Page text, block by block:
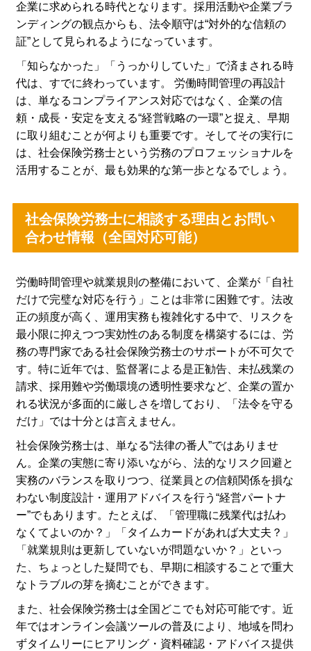
企業に求められる時代となります。採用活動や企業ブラ
ンディングの観点からも、法令順守は“対外的な信頼の
証”として見られるようになっています。
「知らなかった」「うっかりしていた」で済まされる時
代は、すでに終わっています。 労働時間管理の再設計
は、単なるコンプライアンス対応ではなく、企業の信
頼・成長・安定を支える“経営戦略の一環”と捉え、早期
に取り組むことが何よりも重要です。そしてその実行に
は、社会保険労務士という労務のプロフェッショナルを
活用することが、最も効果的な第一歩となるでしょう。
社会保険労務士に相談する理由とお問い
合わせ情報（全国対応可能）
労働時間管理や就業規則の整備において、企業が「自社
だけで完璧な対応を行う」ことは非常に困難です。法改
正の頻度が高く、運用実務も複雑化する中で、リスクを
最小限に抑えつつ実効性のある制度を構築するには、労
務の専門家である社会保険労務士のサポートが不可欠で
す。特に近年では、監督署による是正勧告、未払残業の
請求、採用難や労働環境の透明性要求など、企業の置か
れる状況が多面的に厳しさを増しており、「法令を守る
だけ」では十分とは言えません。
社会保険労務士は、単なる“法律の番人”ではありませ
ん。企業の実態に寄り添いながら、法的なリスク回避と
実務のバランスを取りつつ、従業員との信頼関係を損な
わない制度設計・運用アドバイスを行う“経営パートナ
ー”でもあります。たとえば、「管理職に残業代は払わ
なくてよいのか？」「タイムカードがあれば大丈夫？」
「就業規則は更新していないが問題ないか？」といっ
た、ちょっとした疑問でも、早期に相談することで重大
なトラブルの芽を摘むことができます。
また、社会保険労務士は全国どこでも対応可能です。近
年ではオンライン会議ツールの普及により、地域を問わ
ずタイムリーにヒアリング・資料確認・アドバイス提供